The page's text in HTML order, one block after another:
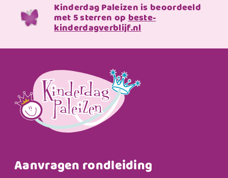
Kinderdag Paleizen is beoordeeld
met 5 sterren opbeste-
kinderdagverblijf.nl
Aanvragen rondleiding